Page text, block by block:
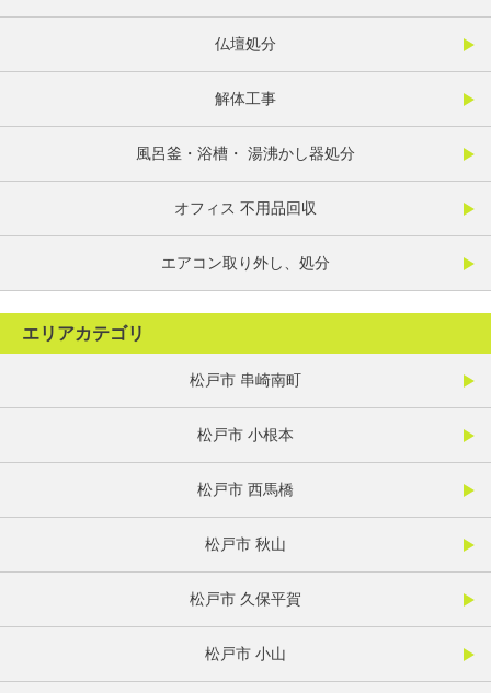
仏壇処分
解体工事
風呂釜・浴槽・ 湯沸かし器処分
オフィス 不用品回収
エアコン取り外し、処分
エリアカテゴリ
松戸市 串崎南町
松戸市 小根本
松戸市 西馬橋
松戸市 秋山
松戸市 久保平賀
松戸市 小山